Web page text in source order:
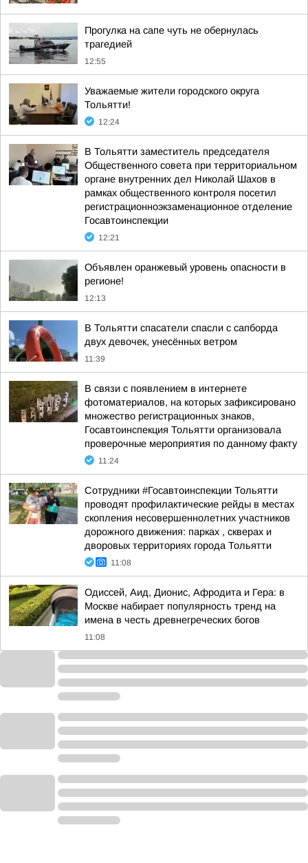
Прогулка на сапе чуть не обернулась
трагедией
12:55
Уважаемые жители городского округа
Тольятти!
12:24
В Тольятти заместитель председателя
Общественного совета при территориальном
органе внутренних дел Николай Шахов в
рамках общественного контроля посетил
регистрационноэкзаменационное отделение
Госавтоинспекции
12:21
Объявлен оранжевый уровень опасности в
регионе!
12:13
В Тольятти спасатели спасли с сапборда
двух девочек, унесённых ветром
11:39
В связи с появлением в интернете
фотоматериалов, на которых зафиксировано
множество регистрационных знаков,
Госавтоинспекция Тольятти организовала
проверочные мероприятия по данному факту
11:24
Сотрудники #Госавтоинспекции Тольятти
проводят профилактические рейды в местах
скопления несовершеннолетних участников
дорожного движения: парках , скверах и
дворовых территориях города Тольятти
11:08
Одиссей, Аид, Дионис, Афродита и Гера: в
Москве набирает популярность тренд на
имена в честь древнегреческих богов
11:08